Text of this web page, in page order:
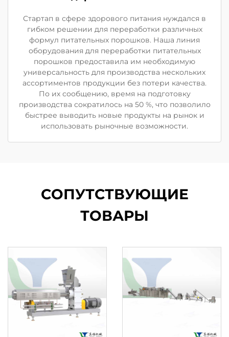
Стартап в сфере здорового питания нуждался в
гибком решении для переработки различных
формул питательных порошков. Наша линия
оборудования для переработки питательных
порошков предоставила им необходимую
универсальность для производства нескольких
ассортиментов продукции без потери качества.
По их сообщению, время на подготовку
производства сократилось на 50 %, что позволило
быстрее выводить новые продукты на рынок и
использовать рыночные возможности.
СОПУТСТВУЮЩИЕ
ТОВАРЫ